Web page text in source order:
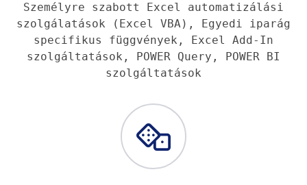
Személyre szabott Excel automatizálási
szolgálatások (Excel VBA), Egyedi iparág
specifikus függvények, Excel Add-In
szolgáltatások, POWER Query, POWER BI
szolgáltatások